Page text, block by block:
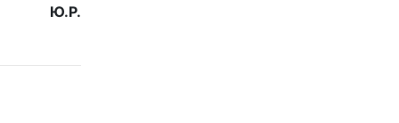
Ю.Р.